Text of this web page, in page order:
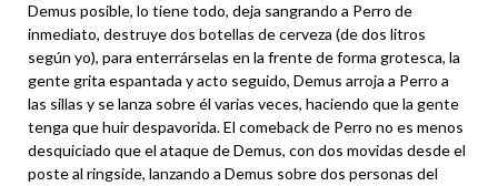
Demus posible, lo tiene todo, deja sangrando a Perro de
inmediato, destruye dos botellas de cerveza (de dos litros
según yo), para enterrárselas en la frente de forma grotesca, la
gente grita espantada y acto seguido, Demus arroja a Perro a
las sillas y se lanza sobre él varias veces, haciendo que la gente
tenga que huir despavorida. El comeback de Perro no es menos
desquiciado que el ataque de Demus, con dos movidas desde el
poste al ringside, lanzando a Demus sobre dos personas del